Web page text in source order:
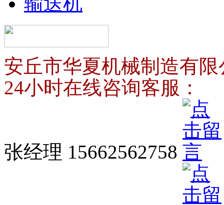
安丘市华夏机械制造有限
24小时在线咨询客服：
张经理 15662562758